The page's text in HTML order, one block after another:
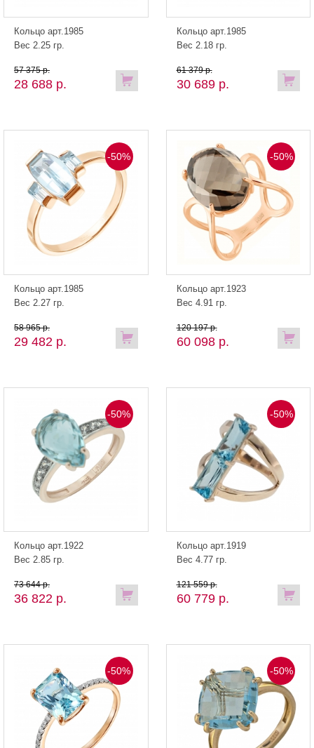
Кольцо арт.1985
Вес 2.25 гр.
28 688 р.
57 375 р.
Кольцо арт.1985
Вес 2.18 гр.
30 689 р.
61 379 р.
-50%
Кольцо арт.1985
Вес 2.27 гр.
29 482 р.
58 965 р.
-50%
Кольцо арт.1923
Вес 4.91 гр.
60 098 р.
120 197 р.
-50%
Кольцо арт.1922
Вес 2.85 гр.
36 822 р.
73 644 р.
-50%
Кольцо арт.1919
Вес 4.77 гр.
60 779 р.
121 559 р.
-50% -50%